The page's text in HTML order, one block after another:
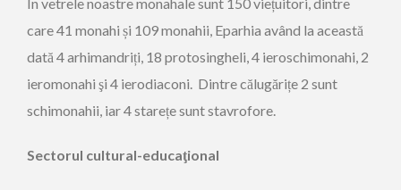
care 41 monahi și 109 monahii, Eparhia având la această
dată 4 arhimandriți, 18 protosingheli, 4 ieroschimonahi, 2
ieromonahi şi 4 ierodiaconi. Dintre călugărițe 2 sunt
schimonahii, iar 4 starețe sunt stavrofore.
Sectorul cultural-educaţional